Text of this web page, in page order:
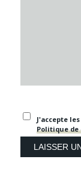
J'accepte
Politique